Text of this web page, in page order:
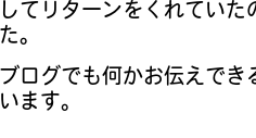
してリターンをくれてい
た。
ブログでも何かお伝えで
います。